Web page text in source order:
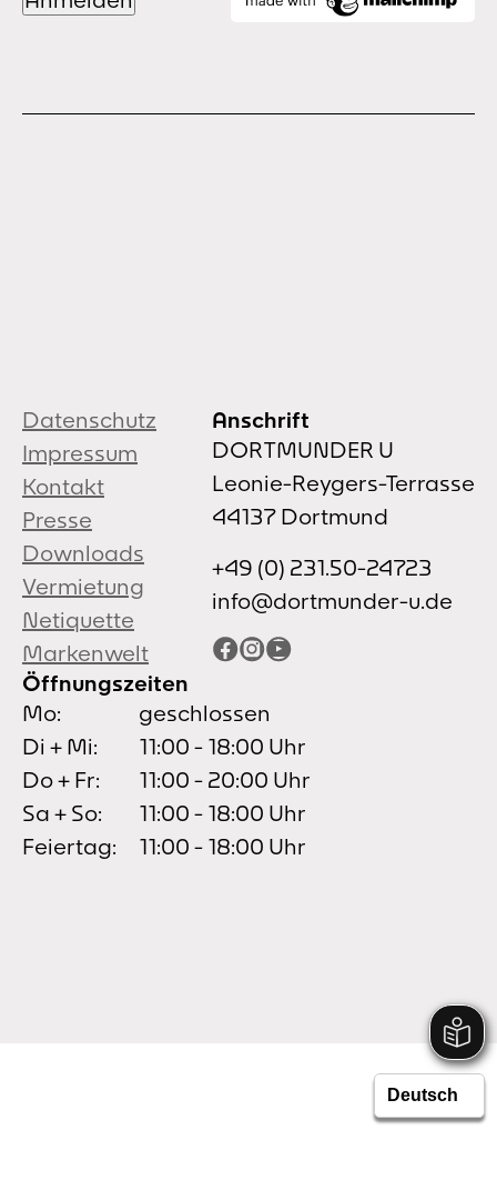
Datenschutz
Impressum
Kontakt
Presse
Downloads
Vermietung
Netiquette
Markenwelt
Anschrift
DORTMUNDER U
Leonie-Reygers-Terrasse
44137 Dortmund
+49 (0) 231.50-24723
info@dortmunder-u.de
Facebook
Instagram
YouTube
Öffnungszeiten
Mo:
geschlossen
Di + Mi:
11:00 - 18:00 Uhr
Do + Fr:
11:00 - 20:00 Uhr
Sa + So:
11:00 - 18:00 Uhr
Feiertag:
11:00 - 18:00 Uhr